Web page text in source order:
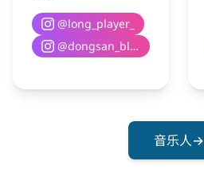
@long_player_
@dongsan_blueeewoot
音乐人→